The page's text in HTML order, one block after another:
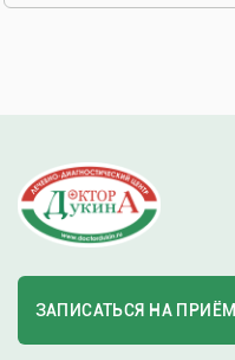
ЗАПИСАТЬСЯ НА ПРИЁМ